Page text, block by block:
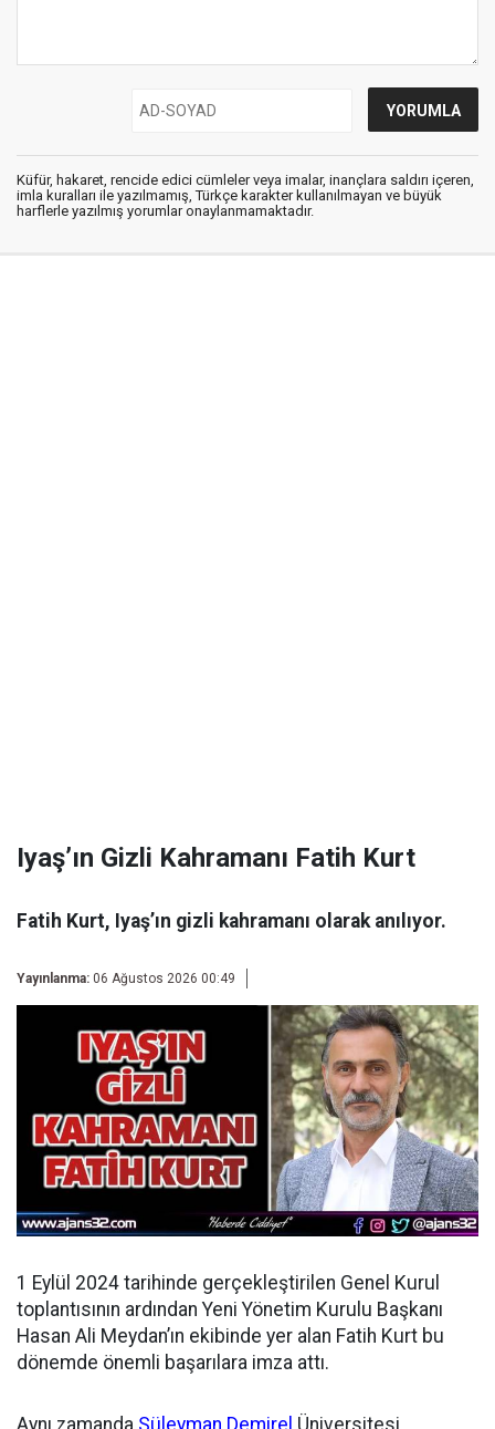
Küfür, hakaret, rencide edici cümleler veya imalar, inançlara saldırı içeren,
imla kuralları ile yazılmamış, Türkçe karakter kullanılmayan ve büyük
harflerle yazılmış yorumlar onaylanmamaktadır.
Iyaş’ın Gizli Kahramanı Fatih Kurt
Fatih Kurt, Iyaş’ın gizli kahramanı olarak anılıyor.
Yayınlanma: 06 Ağustos 2026 00:49
1 Eylül 2024 tarihinde gerçekleştirilen Genel Kurul
toplantısının ardından Yeni Yönetim Kurulu Başkanı
Hasan Ali Meydan’ın ekibinde yer alan Fatih Kurt bu
dönemde önemli başarılara imza attı.
Aynı zamanda Süleyman Demirel Üniversitesi